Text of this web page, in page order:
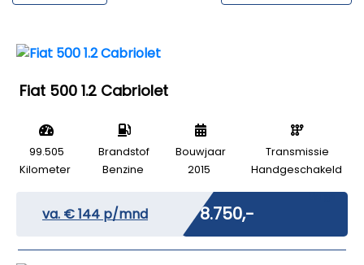
Fiat 500 1.2 Cabriolet
99.505
Kilometer
Brandstof
Benzine
Bouwjaar
2015
Transmissie
Handgeschakeld
va. €144 p/mnd € 8.750,-